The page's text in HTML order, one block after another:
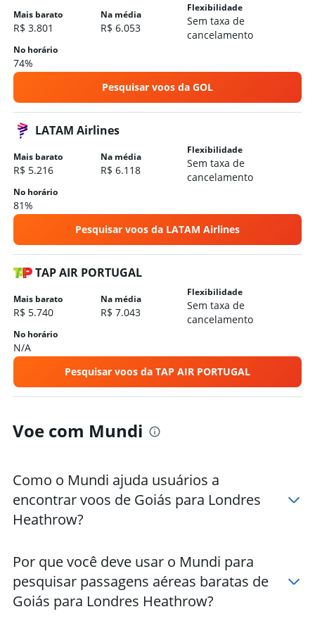
Hotéis em Bath
Hotéis em York
Hotéis em Brighton
Hotéis em Cambridge
Mais barato
R$ 3.801
Na média
R$ 6.053
Flexibilidade
Sem taxa de
cancelamento
No horário
74%
Pesquisar voos da GOL
LATAM Airlines
Mais barato
R$ 5.216
Na média
R$ 6.118
Flexibilidade
Sem taxa de
cancelamento
No horário
81%
Pesquisar voos da LATAM Airlines
TAP AIR PORTUGAL
Mais barato
R$ 5.740
Na média
R$ 7.043
Flexibilidade
Sem taxa de
cancelamento
No horário
N/A
Pesquisar voos da TAP AIR PORTUGAL
Voe com Mundi
Como o Mundi ajuda usuários a
encontrar voos de Goiás para Londres
Heathrow?
Por que você deve usar o Mundi para
pesquisar passagens aéreas baratas de
Goiás para Londres Heathrow?